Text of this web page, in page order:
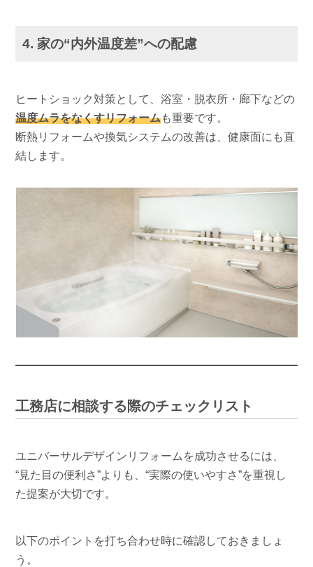
4. 家の“内外温度差”への配慮
ヒートショック対策として、浴室・脱衣所・廊下などの
温度ムラをなくすリフォームも重要です。
断熱リフォームや換気システムの改善は、健康面にも直
結します。
工務店に相談する際のチェックリスト
ユニバーサルデザインリフォームを成功させるには、
“見た目の便利さ”よりも、“実際の使いやすさ”を重視し
た提案が大切です。
以下のポイントを打ち合わせ時に確認しておきましょ
う。